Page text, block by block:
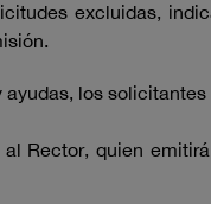
excluidas,
los
Rector, quien